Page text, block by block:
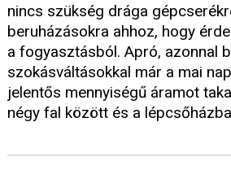
nincs szükség drága
beruházásokra ahhoz, hogy
a fogyasztásból. Apró, azonnal
szokásváltásokkal már a mai
jelentős mennyiségű áramot
négy fal között és a